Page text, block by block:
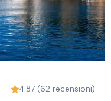
4.87 (62 recensioni)